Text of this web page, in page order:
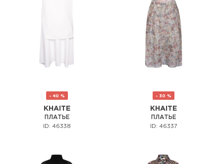
- 40 %
KHAITE
ПЛАТЬЕ
ID: 46338
- 30 %
KHAITE
ПЛАТЬЕ
ID: 46337